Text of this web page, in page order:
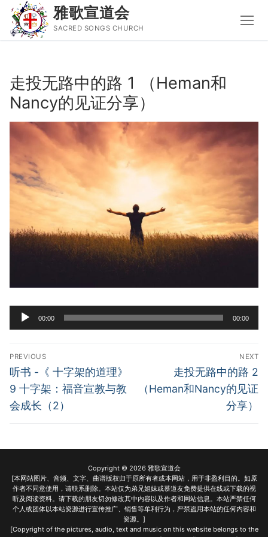
content
雅歌宣道会
SACRED SONGS CHURCH
Search
主页
主日讲道
圣经导读新唱
聚会信息
宣教事工
走投无路中的路 1 （Heman和
Nancy的见证分享）
Audio
Player
00:00 00:00
Post
navigation
PREVIOUS
Previous
post:
听书 -《 十字架的道理》
9 十字架：福音宣教与教
会成长（2）
NEXT
Next
post:
走投无路中的路 2
（Heman和Nancy的见证
分享）
Copyright © 2026 雅歌宣道会
[本网站图片、音频、文字、曲谱版权归于原所有者或本网站，用于非盈利目的。如原
作者不同意使用，请联系删除。本站仅为弟兄姐妹或慕道友免费提供在线或下载的视
听及阅读资料。请下载的朋友切勿修改其中内容以及作者和网站信息。本站严禁任何
个人或团体以本站资源进行宣传推广、销售等牟利行为，严禁盗用本站的任何内容和
资源。]
[Copyright of the pictures, audio, text and music on this website belongs to the